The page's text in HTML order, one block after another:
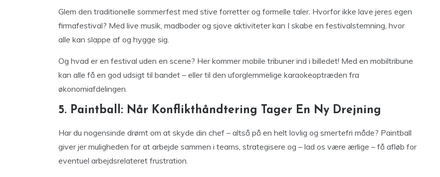
Glem den traditionelle sommerfest med stive forretter og formelle taler. Hvorfor ikke lave jeres egen
firmafestival? Med live musik, madboder og sjove aktiviteter kan I skabe en festivalstemning, hvor
alle kan slappe af og hygge sig.
Og hvad er en festival uden en scene? Her kommer mobile tribuner ind i billedet! Med en mobiltribune
kan alle få en god udsigt til bandet – eller til den uforglemmelige karaokeoptræden fra
økonomiafdelingen.
5. Paintball: Når Konflikthåndtering Tager En Ny Drejning
Har du nogensinde drømt om at skyde din chef – altså på en helt lovlig og smertefri måde? Paintball
giver jer muligheden for at arbejde sammen i teams, strategisere og – lad os være ærlige – få afløb for
eventuel arbejdsrelateret frustration.